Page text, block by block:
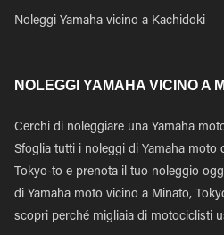
Noleggi Yamaha vicino a Kachidoki
NOLEGGI YAMAHA VICINO A
Cerchi di noleggiare una Yamaha
Sfoglia tutti i noleggi di Yamaha moto
Tokyo-to e prenota il tuo noleggio
di Yamaha moto vicino a Minato,
scopri perché migliaia di motociclisti